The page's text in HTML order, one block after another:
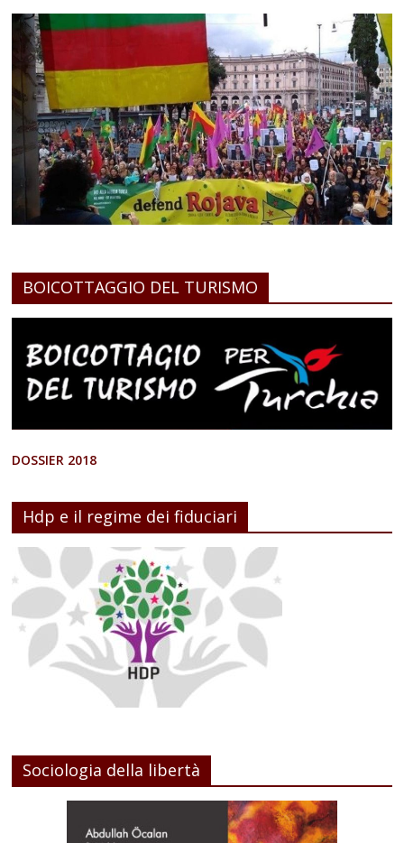
BOICOTTAGGIO DEL TURISMO
DOSSIER 2018
Hdp e il regime dei fiduciari
Sociologia della libertà